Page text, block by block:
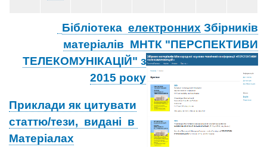
Бібліотека електронних Збірників
матеріалів МНТК "ПЕРСПЕКТИВИ
ТЕЛЕКОМУНІКАЦІЙ" з
2015 року
Приклади як цитувати
статтю/тези, видані в
Матеріалах